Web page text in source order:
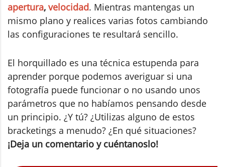
apertura, velocidad. Mientras mantengas un
mismo plano y realices varias fotos cambiando
las configuraciones te resultará sencillo.
El horquillado es una técnica estupenda para
aprender porque podemos averiguar si una
fotografía puede funcionar o no usando unos
parámetros que no habíamos pensando desde
un principio. ¿Y tú? ¿Utilizas alguno de estos
bracketings a menudo? ¿En qué situaciones?
¡Deja un comentario y cuéntanoslo!